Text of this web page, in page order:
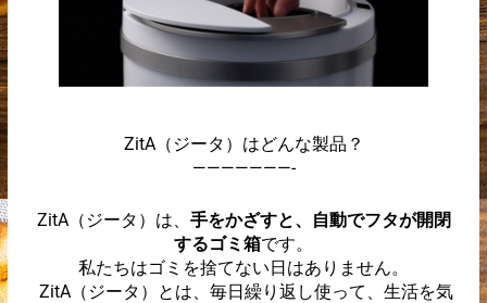
ZitA（ジータ）はどんな製品？
———————-
ZitA（ジータ）は、 手をかざすと、自動でフタが開閉
するゴミ箱です。
私たちはゴミを捨てない日はありません。
ZitA（ジータ）とは、毎日繰り返し使って、生活を気